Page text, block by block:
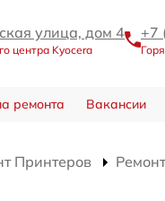
улица, дом 4
центра Kyocera
+7
ремонта Вакансии
Принтеров